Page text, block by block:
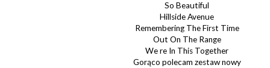
So Beautiful
Hillside Avenue
Remembering The First Time
Out On The Range
We re In This Together
Gorąco polecam zestaw nowy